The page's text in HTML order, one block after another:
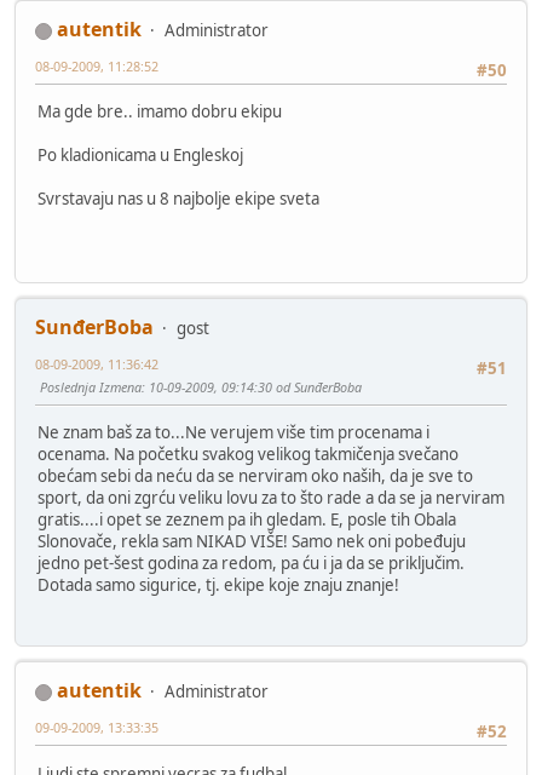
autentik
Administrator
#50
08-09-2009, 11:28:52
Ma gde bre.. imamo dobru ekipu
Po kladionicama u Engleskoj
Svrstavaju nas u 8 najbolje ekipe sveta
SunđerBoba
gost
#51
08-09-2009, 11:36:42
Poslednja Izmena: 10-09-2009, 09:14:30 od SunđerBoba
Ne znam baš za to...Ne verujem više tim procenama i
ocenama. Na početku svakog velikog takmičenja svečano
obećam sebi da neću da se nerviram oko naših, da je sve to
sport, da oni zgrću veliku lovu za to što rade a da se ja nerviram
gratis....i opet se zeznem pa ih gledam. E, posle tih Obala
Slonovače, rekla sam NIKAD VIŠE! Samo nek oni pobeđuju
jedno pet-šest godina za redom, pa ću i ja da se priključim.
Dotada samo sigurice, tj. ekipe koje znaju znanje!
autentik
Administrator
#52
09-09-2009, 13:33:35